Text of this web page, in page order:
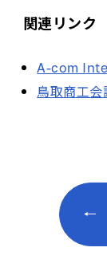
関連リンク
A-com
鳥取商工会